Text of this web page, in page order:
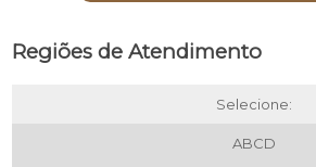
Regiões de Atendimento
Selecione:
ABCD